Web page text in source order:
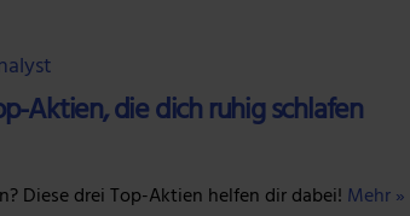
Aktien, die dich ruhig schlafen
Diese drei Top-Aktien helfen dir dabei! Mehr »